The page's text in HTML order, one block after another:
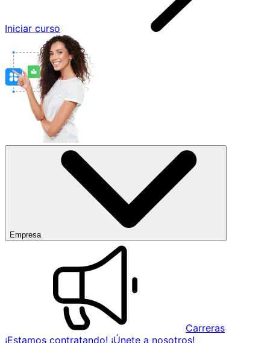
Iniciar curso
Empresa
Carreras
¡Estamos contratando! ¡Únete a nosotros!